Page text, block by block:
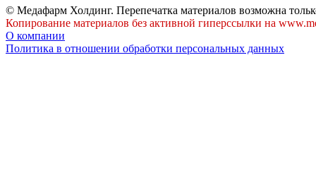
© Медафарм Холдинг. Перепечатка материалов возможна
Копирование материалов без активной гиперссылки на
О компании
Политика в отношении обработки персональных данных